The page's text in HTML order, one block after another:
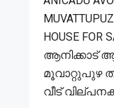
HOUSE FOR
ആനിക്കാട്
മൂവാറ്റുപുഴ
വീട്